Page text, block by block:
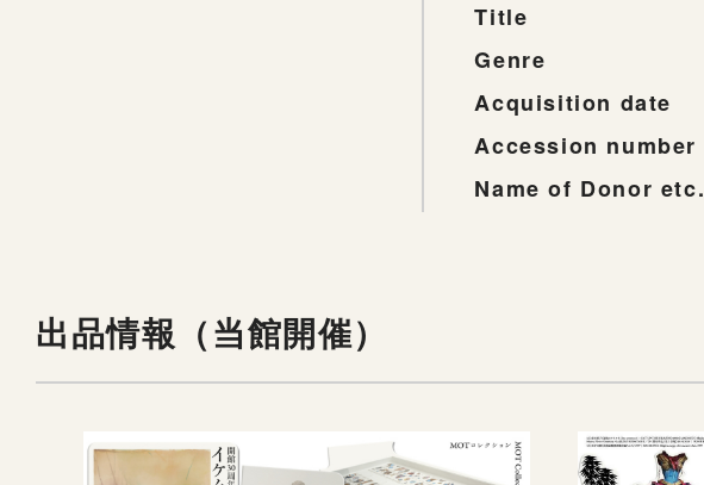
Title
Genre
Acquisition date
Accession number
Name of Donor etc.
出品情報（当館開催）